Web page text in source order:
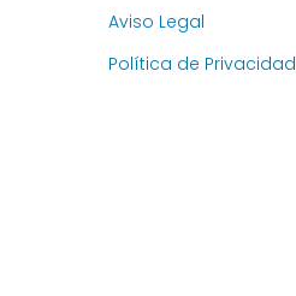
Aviso Legal
Política de Privacidad